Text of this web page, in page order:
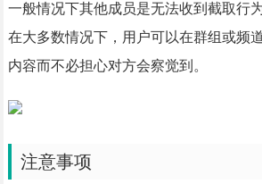
一般情况下其他成员是无法收到截取行
在大多数情况下，用户可以在群组或频
内容而不必担心对方会察觉到。
注意事项